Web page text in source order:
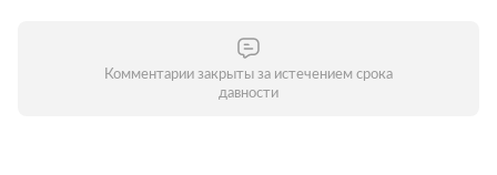
Комментарии закрыты за истечением срока
давности